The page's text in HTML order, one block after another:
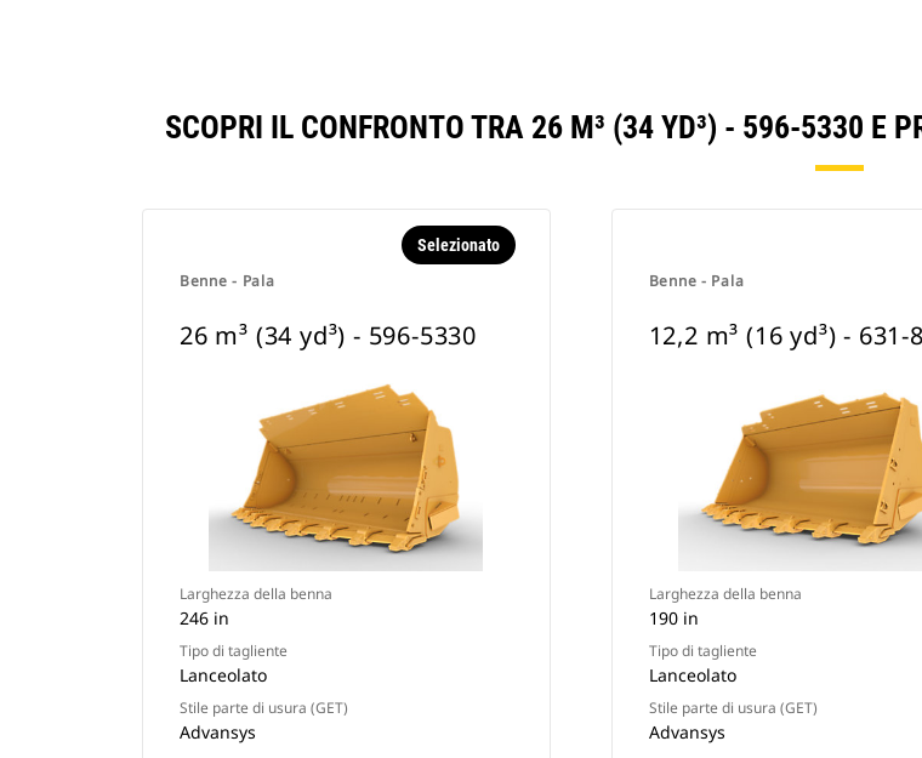
SCOPRI IL CONFRONTO TRA 26 M³ (34 YD³) - 596-5330 E
Benne - Pala
Selezionato
26 m³ (34 yd³) - 596-5330
Larghezza della benna
246 in
Tipo di tagliente
Lanceolato
Stile parte di usura (GET)
Advansys
Benne - Pala
12,2 m³ (16 yd³) - 631-
Larghezza della benna
190 in
Tipo di tagliente
Lanceolato
Stile parte di usura (GET)
Advansys